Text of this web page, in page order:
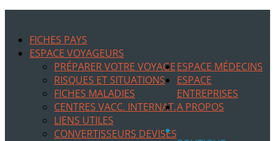
FICHES PAYS
ESPACE VOYAGEURS
PRÉPARER VOTRE VOYAGE
RISQUES ET SITUATIONS
FICHES MALADIES
CENTRES VACC. INTERNAT.
LIENS UTILES
CONVERTISSEURS DEVISES
ESPACE MÉDECINS
ESPACE
ENTREPRISES
A PROPOS